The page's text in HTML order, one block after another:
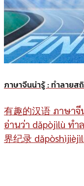
ภาษาจีนน่ารู้ : ทำลายส
有趣的汉语 ภาษา
อ่านว่า dǎpòjìlù ทำ
界纪录